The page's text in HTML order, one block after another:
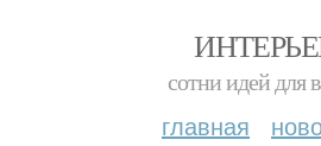
сотни идей для
главная